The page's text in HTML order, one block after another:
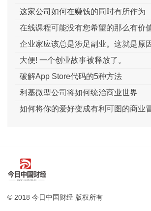
这家公司如何在赚钱的同时有所作为
在线课程可能没有您希望的那么有价
企业家应该总是涉足副业。这就是原因
大便! 一个创业故事被释放了。
破解App Store代码的5种方法
利基微型公司将如何统治商业世界
如何将你的爱好变成有利可图的商业
© 2018 今日中国财经 版权所有